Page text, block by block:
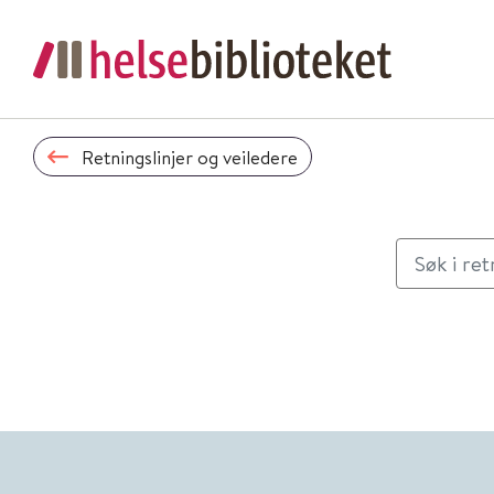
Retningslinjer og veiledere